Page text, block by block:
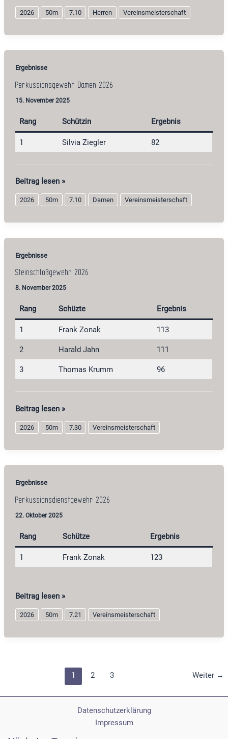
Herren
2026
2026 50m 7.10 Herren Vereinsmeisterschaft
Ergebnisse
Perkussionsgewehr Damen 2026
15. November 2025
Rang Schützin Ergebnis
1 Silvia Ziegler 82
Perkussionsgewehr
Damen
2026
Beitrag lesen »
2026 50m 7.10 Damen Vereinsmeisterschaft
Ergebnisse
Steinschloßgewehr 2026
8. November 2025
Rang Schüzte Ergebnis
1 Frank Zonak 113
2 Harald Jahn 111
3 Thomas Krumm 96
Steinschloßgewehr
2026
Beitrag lesen »
2026 50m 7.30 Vereinsmeisterschaft
Ergebnisse
Perkussionsdienstgewehr 2026
22. Oktober 2025
Rang Schütze Ergebnis
1 Frank Zonak 123
Perkussionsdienstgewehr
2026
Beitrag lesen »
2026 50m 7.21 Vereinsmeisterschaft
1 2 3 Weiter →
Datenschutzerklärung
Impressum